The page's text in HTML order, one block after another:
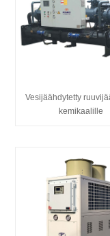
Vesijäähdytetty
kemikaalille